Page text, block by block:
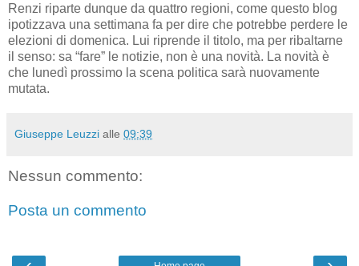
Renzi riparte dunque da quattro regioni, come questo blog
ipotizzava una settimana fa per dire che potrebbe perdere le
elezioni di domenica. Lui riprende il titolo, ma per ribaltarne
il senso: sa “fare” le notizie, non è una novità. La novità è
che lunedì prossimo la scena politica sarà nuovamente
mutata.
Giuseppe Leuzzi alle 09:39
Nessun commento:
Posta un commento